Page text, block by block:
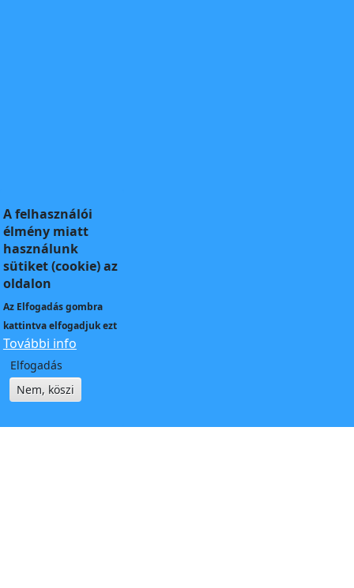
A felhasználói
élmény miatt
használunk
sütiket (cookie) az
oldalon
Az Elfogadásgombra
kattintva elfogadjuk ezt
További info
Elfogadás
Nem, köszi